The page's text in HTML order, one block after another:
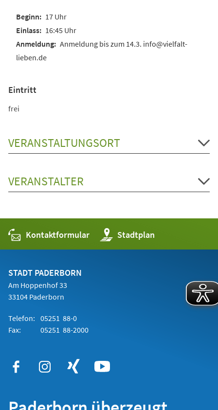
17 Uhr
16:45 Uhr
Anmeldung bis zum 14.3. info@vielfalt-
lieben.de
Eintritt
frei
VERANSTALTUNGSORT
VERANSTALTER
Kontaktformular Stadtplan
(Öffnet
in
einem
STADT PADERBORN
Am Hoppenhof 33
33104 Paderborn
Telefon: 05251 88-0
Fax:
05251 88-2000